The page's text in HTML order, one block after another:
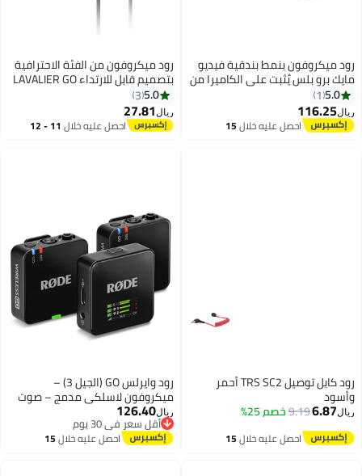
رود ميكروفون بنمط بندقية فيديو
مايك برو بلس يُثبت على الكاميرا من
رود 6.98813E+11 أسود/ رمادي5.0
1
ريال116.25
احصل عليه خلال15
رود ميكروفون من الفئة الاحترافية
بتصميم قابل للارتداء LAVALIER GO
أسود
5.0
3
ريال27.81
احصل عليه خلال 11 - 12
رود كابل توصيل TRS SC2 أحمر
وأسود
ريال6.87
9.19خصم 25%
احصل عليه خلال15
رود وايرلس GO (الجيل 3) –
ميكروفون لاسلكي مدمج – صوت
نقي، تسجيل 32-بت فلوات، تحكم
تلقائي في المستوى، للهواتف
والكاميرات وأجهزة الكمبيوتر
ريال126.40
أقل سعر في 30 يوم
أقل سعر في 30 يوماحصل عليه خلال15